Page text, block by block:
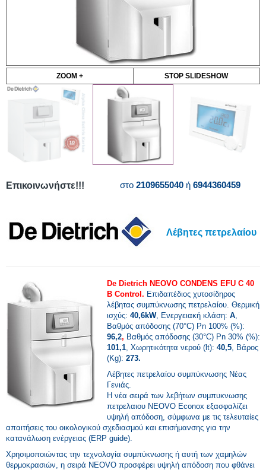
ZOOM + STOP SLIDESHOW
Επικοινωνήστε!!!στο 2109655040 ή 6944360459
Λέβητες πετρελαίου
De Dietrich NEOVO CONDENS EFU C 40
B Control. Επιδαπέδιος χυτοσίδηρος
λέβητας συμπύκνωσης πετρελαίου. Θερμική
ισχύς: 40,6kW, Ενεργειακή κλάση: Α
Βαθμός απόδοσης (70°C) Pn 100% (%):
96,2, Βαθμός απόδοσης (30°C) Pn 30% (%):
101,1 , Χωρητικότητα νερού (lt): 40,5 , Βάρος
(Kg): 273.
Λέβητες πετρελαίου συμπύκνωσης Νέας
Γενιάς.
Η νέα σειρά των λεβήτων συμπυκνωσης
πετρελαιου NEOVO Econox εξασφαλίζει
υψηλή απόδοση, σύμφωνα με τις τελευταίες
απαιτήσεις του οικολογικού σχεδιασμού και επισήμανσης για την
κατανάλωση ενέργειας (ERP guide).
Χρησιμοποιώντας την τεχνολογία συμπύκνωσης ή αυτή των χαμηλών
θερμοκρασιών, η σειρά NEOVO προσφέρει υψηλή απόδοση που φθάνει